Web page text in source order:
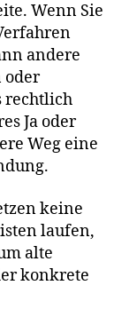
Wenn Sie
andere
oder
rechtlich
Ja oder
Weg eine
keine
laufen,
alte
konkrete